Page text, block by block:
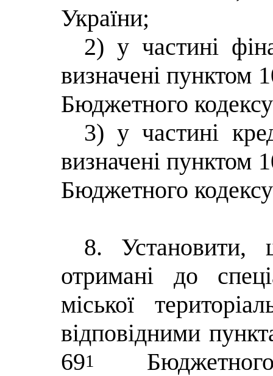
України;
2) у частині
визначені пунктом
Бюджетного
3) у частині
визначені пунктом
Бюджетного
8.
отримані до
міської
відповідними
691